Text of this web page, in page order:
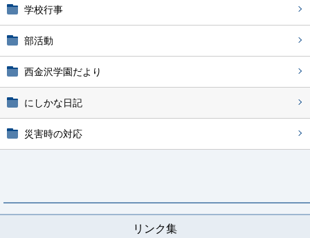
学校行事
部活動
西金沢学園だより
にしかな日記
災害時の対応
リンク集